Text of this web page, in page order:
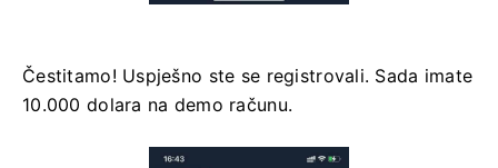
Čestitamo! Uspješno ste se registrovali. Sada imate
10.000 dolara na demo računu.